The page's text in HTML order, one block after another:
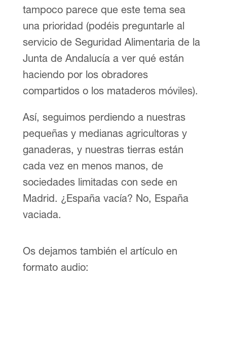
tampoco parece que este tema sea
una prioridad (podéis preguntarle al
servicio de Seguridad Alimentaria de la
Junta de Andalucía a ver qué están
haciendo por los obradores
compartidos o los mataderos móviles).
Así, seguimos perdiendo a nuestras
pequeñas y medianas agricultoras y
ganaderas, y nuestras tierras están
cada vez en menos manos, de
sociedades limitadas con sede en
Madrid. ¿España vacía? No, España
vaciada.
Os dejamos también el artículo en
formato audio: